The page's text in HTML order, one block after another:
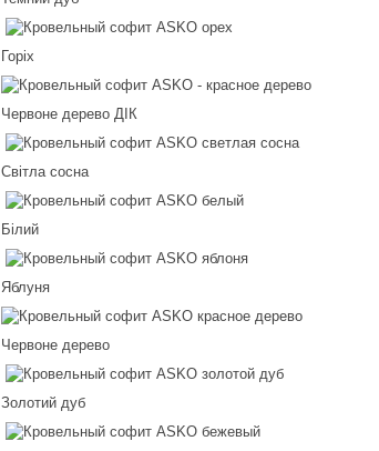
Горіх
Червоне дерево ДІК
Світла сосна
Білий
Яблуня
Червоне дерево
Золотий дуб